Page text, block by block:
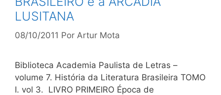
LUSITANA
08/10/2011 Por Artur Mota
Biblioteca Academia Paulista de Letras –
volume 7. História da Literatura Brasileira TOMO
I. vol 3. LIVRO PRIMEIRO Época de